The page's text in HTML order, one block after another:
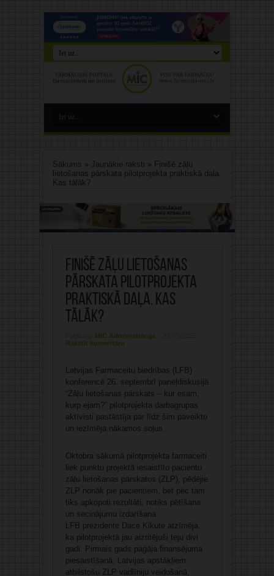
Sākums » Jaunākie raksti » Finišē zāļu
lietošanas pārskata pilotprojekta praktiskā daļa.
Kas tālāk?
Finišē zāļu lietošanas
pārskata pilotprojekta
praktiskā daļa. Kas
tālāk?
MIC Administrācija
Rakstīt komentāru
Latvijas Farmaceitu biedrības (LFB)
konferencē 26. septembrī paneļdiskusijā
“Zāļu lietošanas pārskats – kur esam,
kurp ejam?” pilotprojekta darbagrupas
aktīvisti pastāstīja par līdz šim paveikto
un iezīmēja nākamos soļus.
Oktobra sākumā pilotprojekta farmaceiti
liek punktu projektā iesaistīto pacientu
zāļu lietošanas pārskatos (ZLP), pēdējie
ZLP nonāk pie pacientiem, bet pēc tam
tiks apkopoti rezultāti, notiks pētīšana
un secinājumu izdarīšana.
LFB prezidente Dace Ķikute atzīmēja,
ka pilotprojektā jau aizritējuši teju divi
gadi. Pirmais gads pagāja finansējuma
piesaistīšanā, Latvijas apstākļiem
atbilstošu ZLP vadlīniju veidošanā,